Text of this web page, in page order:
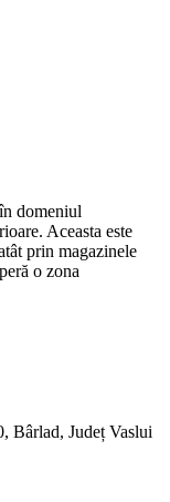
domeniul
Aceasta este
prin magazinele
o zona
Bârlad, Județ Vaslui